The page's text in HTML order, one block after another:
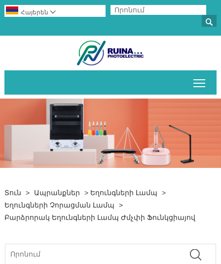

Հայերեն 
Տուն > Ապրանքներ > Եղունգների Լամպ
>
Եղունգների Չորացման Լամպ
>
Բարձրորակ Եղունգների Լամպ Ժմչփի Ֆունկցիայով